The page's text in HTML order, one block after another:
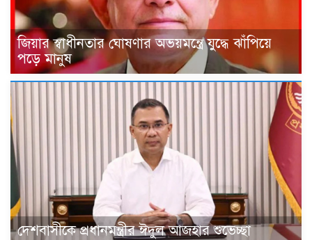
জিয়ার স্বাধীনতার ঘোষণার অভয়মন্ত্রে যুদ্ধে ঝাঁপিয়ে
পড়ে মানুষ
দেশবাসীকে প্রধানমন্ত্রীর ঈদুল আজহার শুভেচ্ছা